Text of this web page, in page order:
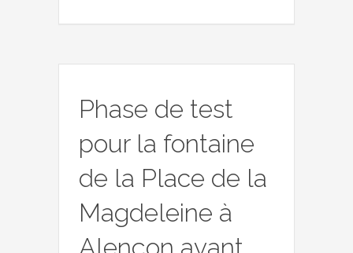
Phase de test
pour la fontaine
de la Place de la
Magdeleine à